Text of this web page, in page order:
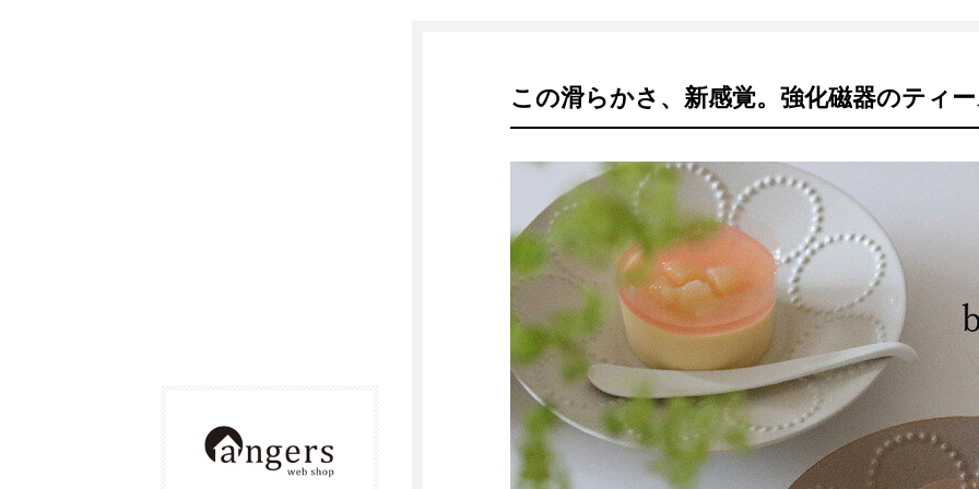
この滑らかさ、新感覚。強化磁器のティ